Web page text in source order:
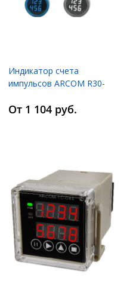
Индикатор счета
импульсов ARCOM R30-
От 1 104 руб.